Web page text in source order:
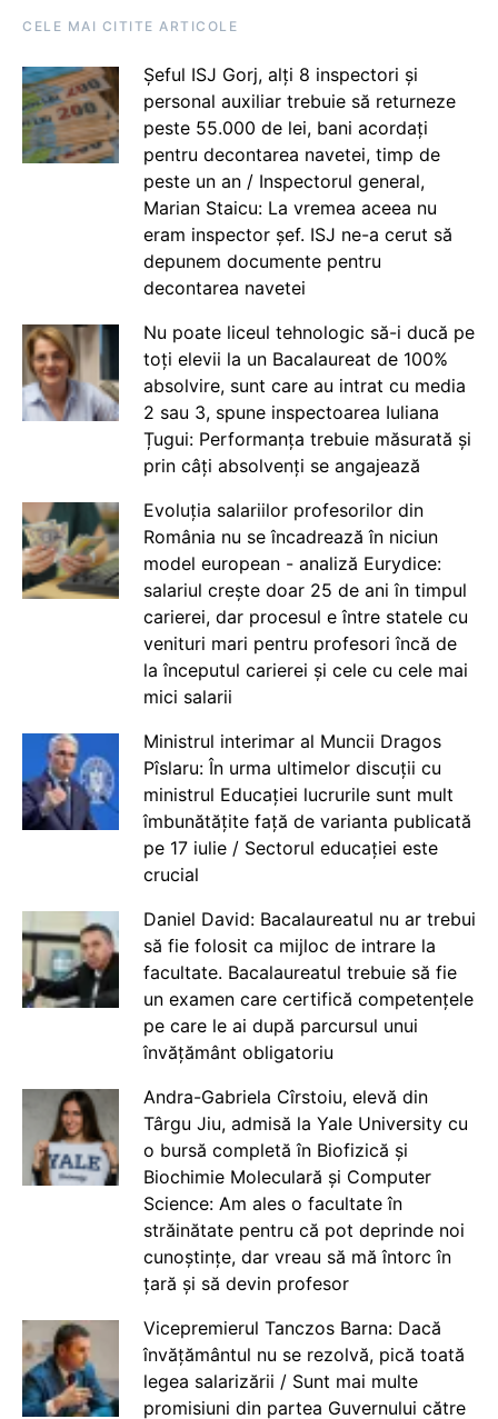
CELE MAI CITITE ARTICOLE
Șeful ISJ Gorj, alți 8 inspectori și
personal auxiliar trebuie să returneze
peste 55.000 de lei, bani acordați
pentru decontarea navetei, timp de
peste un an / Inspectorul general,
Marian Staicu: La vremea aceea nu
eram inspector șef. ISJ ne-a cerut să
depunem documente pentru
decontarea navetei
Nu poate liceul tehnologic să-i ducă pe
toți elevii la un Bacalaureat de 100%
absolvire, sunt care au intrat cu media
2 sau 3, spune inspectoarea Iuliana
Țugui: Performanța trebuie măsurată și
prin câți absolvenți se angajează
Evoluția salariilor profesorilor din
România nu se încadrează în niciun
model european - analiză Eurydice:
salariul crește doar 25 de ani în timpul
carierei, dar procesul e între statele cu
venituri mari pentru profesori încă de
la începutul carierei și cele cu cele mai
mici salarii
Ministrul interimar al Muncii Dragos
Pîslaru: În urma ultimelor discuții cu
ministrul Educației lucrurile sunt mult
îmbunătățite față de varianta publicată
pe 17 iulie / Sectorul educației este
crucial
Daniel David: Bacalaureatul nu ar trebui
să fie folosit ca mijloc de intrare la
facultate. Bacalaureatul trebuie să fie
un examen care certifică competențele
pe care le ai după parcursul unui
învățământ obligatoriu
Andra-Gabriela Cîrstoiu, elevă din
Târgu Jiu, admisă la Yale University cu
o bursă completă în Biofizică și
Biochimie Moleculară și Computer
Science: Am ales o facultate în
străinătate pentru că pot deprinde noi
cunoștințe, dar vreau să mă întorc în
țară și să devin profesor
Vicepremierul Tanczos Barna: Dacă
învățământul nu se rezolvă, pică toată
legea salarizării / Sunt mai multe
promisiuni din partea Guvernului către